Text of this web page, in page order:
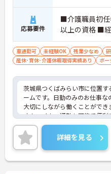
応募要件
■介護職員初任
以上の資格 ■
車通勤可 未経験OK 残業少なめ
産休･育休･介護休暇取得実績あり
ボー
茨城県つくばみらい市に位置
ームです。日勤のみのお仕事な
大切にしながら働くことができ
す！マイカー通勤も可能で便利
ちの方はお気軽にお問い合わせ
詳細を見る